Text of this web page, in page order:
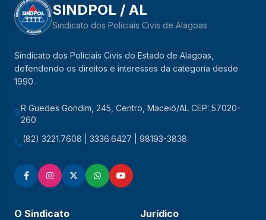
SINDPOL / AL
Sindicato dos Policiais Civis de Alagoas
Sindicato dos Policiais Civis do Estado de Alagoas,
defendendo os direitos e interesses da categoria desde
1990.
R Guedes Gondim, 245, Centro, Maceió/AL CEP: 57020-
260
(82) 3221.7608 | 3336.6427 | 98193-3838
O Sindicato Jurídico